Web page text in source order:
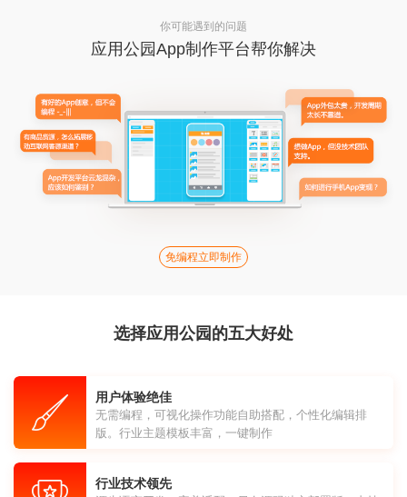
你可能遇到的问题
应用公园App制作平台帮你解决
免编程立即制作
选择应用公园的五大好处
用户体验绝佳
无需编程，可视化操作功能自助搭配，个性化编辑排
版。行业主题模板丰富，一键制作
行业技术领先